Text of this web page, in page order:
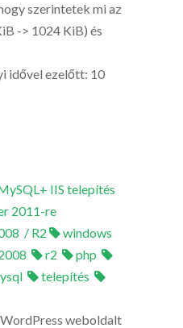
szerintetek mi az
-> 1024 KiB) és
idővel ezelőtt: 10
IIS telepítés
2011-re
/ R2
windows
r2
php
telepítés
weboldalt